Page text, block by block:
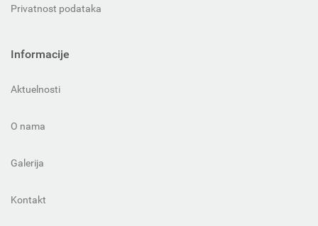
Privatnost podataka
Informacije
Aktuelnosti
O nama
Galerija
Kontakt